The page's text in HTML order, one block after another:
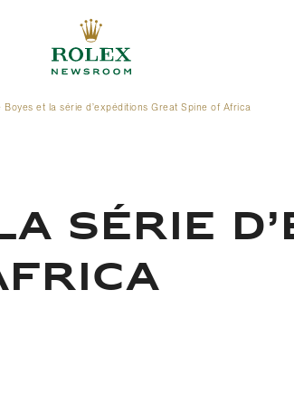
Boyes et la série d’expéditions Great Spine of Africa
SÉRIE